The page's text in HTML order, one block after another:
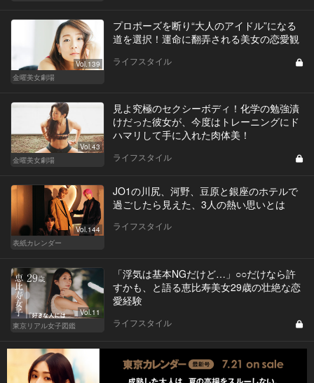
Vol.139
金曜美女劇場
プロポーズを断り“大人のアイドル”になる
道を選択！運命に翻弄される美女の恋愛観
ライフスタイル
Vol.43
金曜美女劇場
見よ究極のセクシーボディ！化学の勉強漬
けだった彼女が、今度はトレーニングにド
ハマリして手に入れた肉体美！
ライフスタイル
Vol.144
表紙カレンダー
JO1の川尻、河野、豆原と銀座のホテルで
過ごしたら見えた、3人の熱い思いとは
ライフスタイル
Vol.11
東京リアル女子図鑑
「浮気は基本NGだけど…」○○だけなら許
すかも、と語る恵比寿美女29歳の壮絶な恋
愛経験
ライフスタイル